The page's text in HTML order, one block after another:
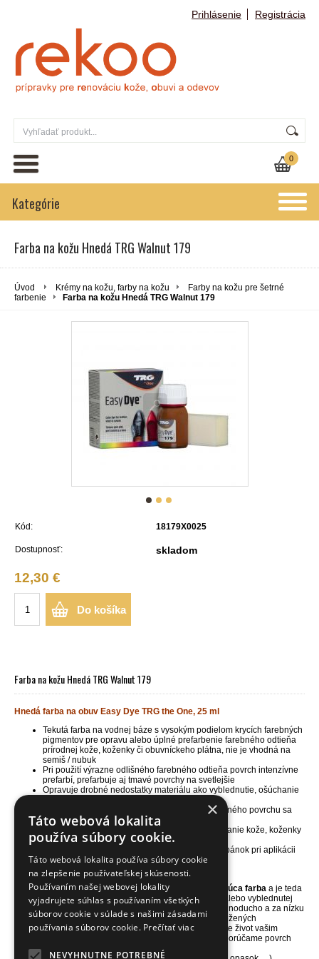
Prihlásenie Registrácia
0
Kategórie
Farba na kožu Hnedá TRG Walnut 179
Úvod Krémy na kožu, farby na kožu
Farby na kožu pre šetrné
farbenie
Farba na kožu Hnedá TRG Walnut 179
Kód: 18179X0025
Dostupnosť: skladom
12,30 €
Do košíka
Farba na kožu Hnedá TRG Walnut 179
Hnedá farba na obuv Easy Dye TRG the One, 25 ml
Tekutá farba na vodnej báze s vysokým podielom krycích farebných
pigmentov pre opravu alebo úplné prefarbenie farebného odtieňa
prírodnej kože, koženky či obuvníckeho plátna, nie je vhodná na
semiš / nubuk
Pri použití výrazne odlišného farebného odtieňa povrch intenzívne
prefarbí, prefarbuje aj tmavé povrchy na svetlejšie
Opravuje drobné nedostatky materiálu ako vyblednutie, ošúchanie
a menšie odreniny, vracia materiálom ich farbu
Zachováva pôvodnú štruktúru povrchu, do farbeného povrchu sa
vsiakne a vďaka tomu nepraská a ani sa nelúpe
Skvelá i pre maľovanie alebo kreatívne dekorovanie kože, koženky
a obuvníckeho plátna
Jedno balenie 25ml vystačí na plochu 1 páru topánok pri aplikácii
1-2 vrstiev farby
Balenie obsahuje aj nanášaciu a brúsnu hubku
NÁŠ TIP- farba na kožu TRG Easy Dye je vysoko kryjúca farba a je teda
ideálna pre farbenie nepoškodenej, málo poškodenej alebo vyblednutej
kože, koženky či vyšúchaného obuvníckeho plátna. Jednoducho a za nízku
cenu zachránite poškodený povrch vašich topánok a kožených
doplnkov alebo zmeníte ich farbu na krajší odtieň. Vrátite život vašim
obľúbeným topánkam a doplnkom. Pred aplikáciou odporúčame povrch
vyčistiť a odmastniť čističom
Universal cleaner.
×
Táto webová lokalita
používa súbory cookie.
Táto webová lokalita používa súbory cookie
na zlepšenie používateľskej skúsenosti.
Používaním našej webovej lokality
vyjadrujete súhlas s používaním všetkých
súborov cookie v súlade s našimi zásadami
používania súborov cookie. Prečítať viac
NEVYHNUTNE POTREBNÉ